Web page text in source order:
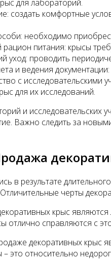
для лабораторий.
создать комфортные
необходимо
рацион питания: крысы
уход: проводить
и ведения
с
для их исследований.
и исследовательских
Важно следить за
в результате
черты
крыс
отлично справляются с
декоративных крыс
это относительно